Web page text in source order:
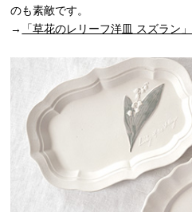
のも素敵です。
→
「草花のレリーフ洋皿 スズラン」